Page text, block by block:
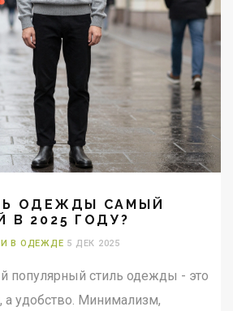
ОДЕЖДЫ САМЫЙ
В 2025 ГОДУ?
В ОДЕЖДЕ 5 ДЕК 2025
популярный стиль одежды - это
а удобство. Минимализм,